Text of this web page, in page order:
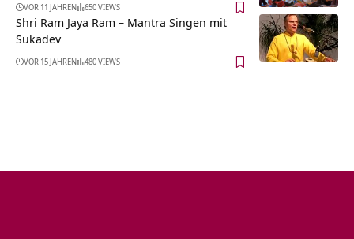
VOR 11 JAHREN 650 VIEWS
Shri Ram Jaya Ram – Mantra Singen mit
Sukadev
VOR 15 JAHREN 480 VIEWS